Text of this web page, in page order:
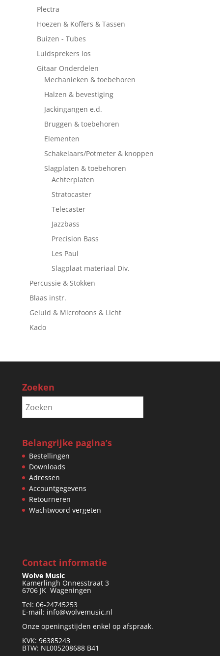
Plectra
Hoezen & Koffers & Tassen
Buizen - Tubes
Luidsprekers los
Gitaar Onderdelen
Mechanieken & toebehoren
Halzen & bevestiging
Jackingangen e.d.
Bruggen & toebehoren
Elementen
Schakelaars/Potmeter & knoppen
Slagplaten & toebehoren
Achterplaten
Stratocaster
Telecaster
Jazzbass
Precision Bass
Les Paul
Slagplaat materiaal Div.
Percussie & Stokken
Blaas instr.
Geluid & Microfoons & Licht
Kado
Zoeken
Belangrijke pagina’s
Bestellingen
Downloads
Adressen
Accountgegevens
Retourneren
Wachtwoord vergeten
Contact informatie
Wolve Music
Kamerlingh Onnesstraat 3
6706 JK Wageningen
Tel: 06-24745253
E-mail: info@wolvemusic.nl
Onze openingstijden enkel op afspraak.
KVK: 96385243
BTW: NL005208688 B41